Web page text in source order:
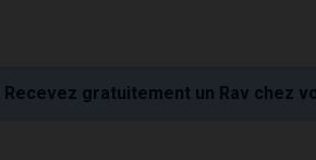
Recevez gratuitement un Rav chez